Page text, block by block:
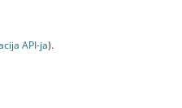
API-jа).